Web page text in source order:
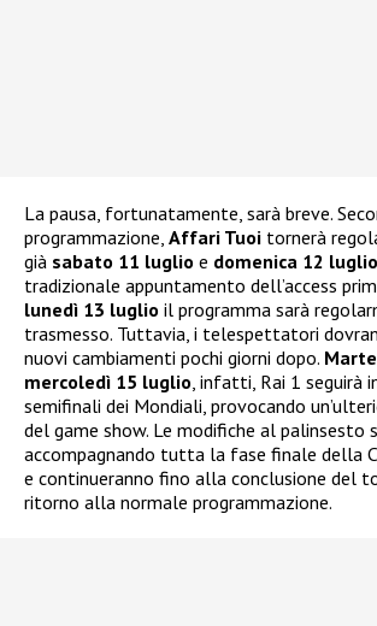
La pausa, fortunatamente, sarà breve.
programmazione, Affari Tuoi tornerà
già sabato 11 luglio e domenica 12 luglio
tradizionale appuntamento dell’access
lunedì 13 luglio il programma sarà
trasmesso. Tuttavia, i telespettatori
nuovi cambiamenti pochi giorni dopo.
mercoledì 15 luglio , infatti, Rai 1 seguirà
semifinali dei Mondiali, provocando
del game show. Le modifiche al palinsesto
accompagnando tutta la fase finale della
e continueranno fino alla conclusione del
ritorno alla normale programmazione.